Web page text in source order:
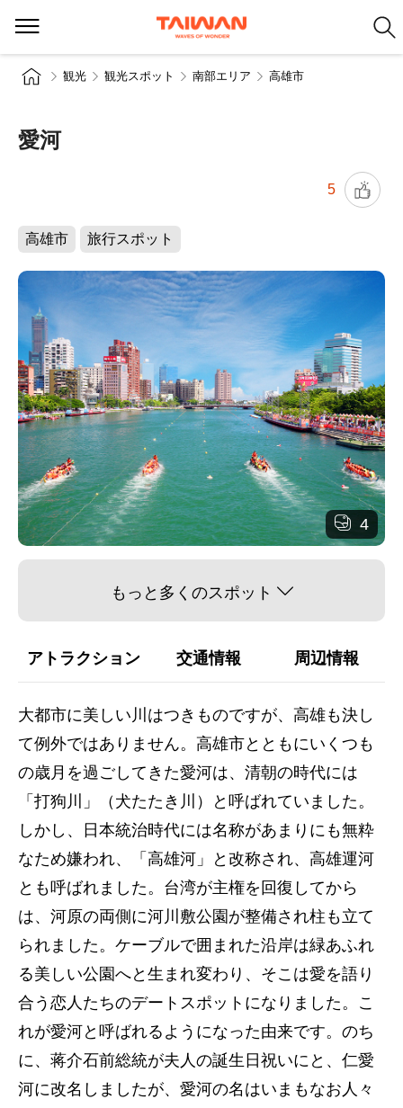
観光 観光スポット 南部エリア 高雄市
愛河
5
高雄市 旅行スポット
4
もっと多くのスポット
アトラクション 交通情報 周辺情報
大都市に美しい川はつきものですが、高雄も決し
て例外ではありません。高雄市とともにいくつも
の歳月を過ごしてきた愛河は、清朝の時代には
「打狗川」（犬たたき川）と呼ばれていました。
しかし、日本統治時代には名称があまりにも無粋
なため嫌われ、「高雄河」と改称され、高雄運河
とも呼ばれました。台湾が主権を回復してから
は、河原の両側に河川敷公園が整備され柱も立て
られました。ケーブルで囲まれた沿岸は緑あふれ
る美しい公園へと生まれ変わり、そこは愛を語り
合う恋人たちのデートスポットになりました。こ
れが愛河と呼ばれるようになった由来です。のち
に、蒋介石前総統が夫人の誕生日祝いにと、仁愛
河に改名しましたが、愛河の名はいまもなお人々